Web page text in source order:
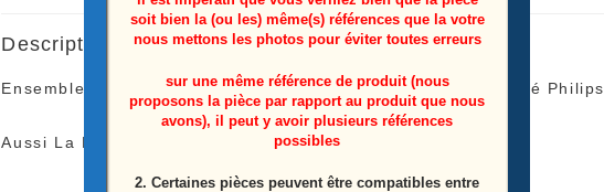
Description
Ensemble nappes de connexion de la carte T-Con au LCD télé Philips
Aussi La Pièce Proviens D’une Télé Écran Casser
soit bien la (ou les) même(s) références que la votre
nous mettons les photos pour éviter toutes erreurs
sur une même référence de produit (nous
proposons la pièce par rapport au produit que nous
avons), il peut y avoir plusieurs références
possibles
2. Certaines pièces peuvent être compatibles entre